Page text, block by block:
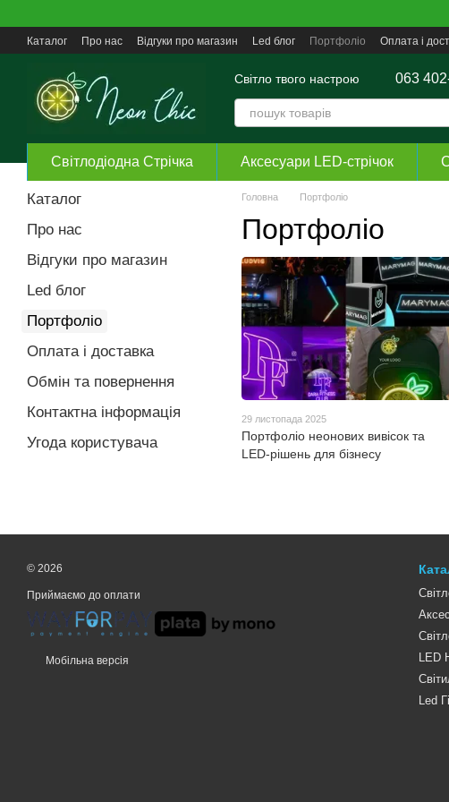
Каталог Про нас Відгуки про магазин Led блог Портфоліо Оплата і
Світло твого настрою 063
Світлодіодна Стрічка Аксесуари LED-стрічок
Головна Портфоліо
Портфоліо
29 листопада 2025
Портфоліо неонових вивісок та
LED-рішень для бізнесу
Каталог
Про нас
Відгуки про магазин
Led блог
Портфоліо
Оплата і доставка
Обмін та повернення
Контактна інформація
Угода користувача
© 2026
Приймаємо до оплати
Мобільна версія
LED
Led